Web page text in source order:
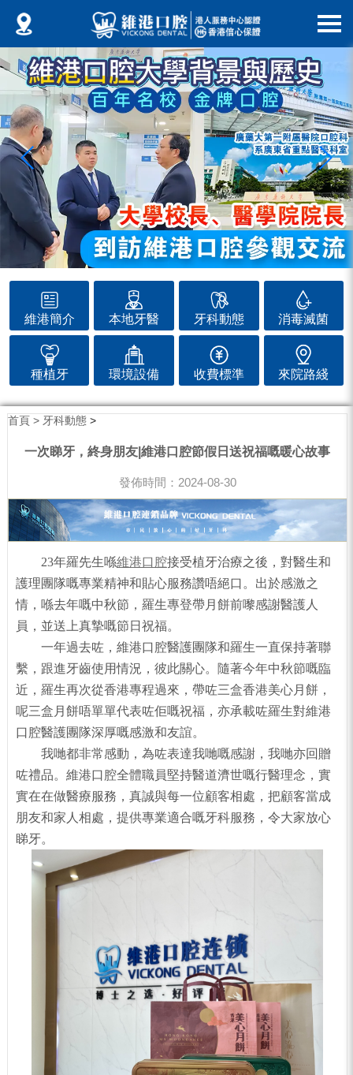
維港簡介 本地牙醫 牙科動態 消毒滅菌
種植牙 環境設備 收費標準 來院路綫
首頁 > 牙科動態>
一次睇牙，終身朋友|維港口腔節假日送祝福嘅暖心故事
發佈時間：2024-08-30
23年羅先生喺維港口腔接受植牙治療之後，對醫生和
護理團隊嘅專業精神和貼心服務讚唔絕口。出於感激之
情，喺去年嘅中秋節，羅生專登帶月餅前嚟感謝醫護人
員，並送上真摯嘅節日祝福。
一年過去咗，維港口腔醫護團隊和羅生一直保持著聯
繫，跟進牙齒使用情況，彼此關心。隨著今年中秋節嘅臨
近，羅生再次從香港專程過來，帶咗三盒香港美心月餅，
呢三盒月餅唔單單代表咗佢嘅祝福，亦承載咗羅生對維港
口腔醫護團隊深厚嘅感激和友誼。
我哋都非常感動，為咗表達我哋嘅感謝，我哋亦回贈
咗禮品。維港口腔全體職員堅持醫道濟世嘅行醫理念，實
實在在做醫療服務，真誠與每一位顧客相處，把顧客當成
朋友和家人相處，提供專業適合嘅牙科服務，令大家放心
睇牙。